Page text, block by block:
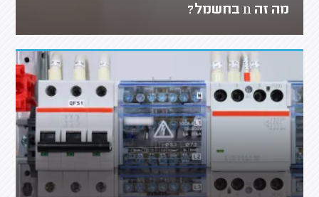
מה זה n בחשמל?